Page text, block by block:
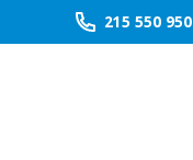
215 550 950